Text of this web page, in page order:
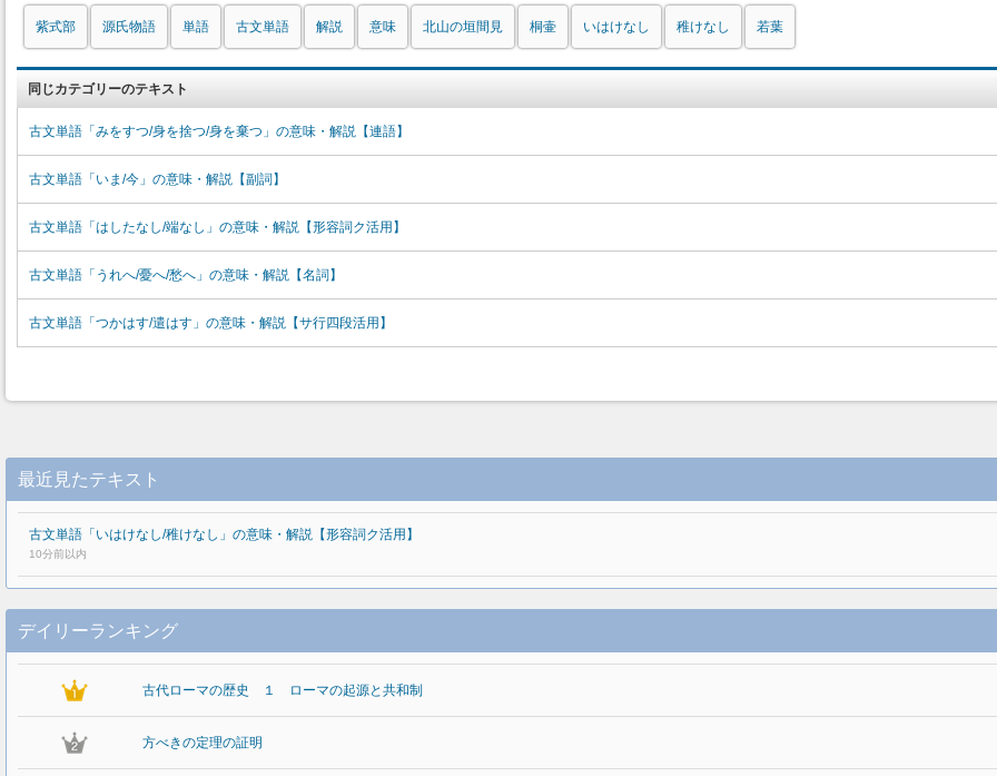
紫式部 源氏物語 単語 古文単語 解説 意味 北山の垣間見 桐壷 いはけなし 稚けなし 若葉
同じカテゴリーのテキスト
古文単語「みをすつ/身を捨つ/身を棄つ」の意味・解説【連語】
古文単語「いま/今」の意味・解説【副詞】
古文単語「はしたなし/端なし」の意味・解説【形容詞ク活用】
古文単語「うれへ/憂へ/愁へ」の意味・解説【名詞】
古文単語「つかはす/遣はす」の意味・解説【サ行四段活用】
最近見たテキスト
古文単語「いはけなし/稚けなし」の意味・解説【形容詞ク活用】
10分前以内
デイリーランキング
古代ローマの歴史 １ ローマの起源と共和制
方べきの定理の証明